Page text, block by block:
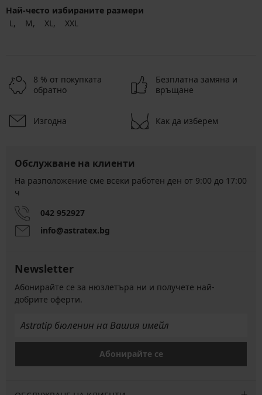
Най-често избираните размери
L
M XL XXL
8 % от покупката
обратно
Безплатна замяна и
връщане
Изгодна Как да изберем
Обслужване на клиенти
На разположение сме всеки работен ден от 9:00 до 17:00
ч
042 952927
info@astratex.bg
Newsletter
Абонирайте се за нюзлетъра ни и получете най-
добрите оферти.
Абонирайте се